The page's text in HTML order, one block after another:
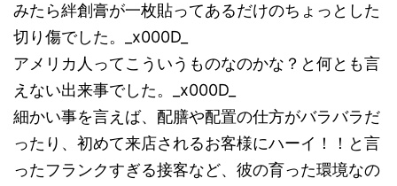
みたら絆創膏が一枚貼ってあるだけのちょっとした
切り傷でした。_x000D_
アメリカ人ってこういうものなのかな？と何とも言
えない出来事でした。_x000D_
細かい事を言えば、配膳や配置の仕方がバラバラだ
ったり、初めて来店されるお客様にハーイ！！と言
ったフランクすぎる接客など、彼の育った環境なの